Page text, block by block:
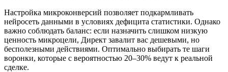
Настройка микроконверсий позволяет подкармливать
нейросеть данными в условиях дефицита статистики. Однако
важно соблюдать баланс: если назначить слишком низкую
ценность микроцели, Директ завалит вас дешевыми, но
бесполезными действиями. Оптимально выбирать те шаги
воронки, которые с вероятностью 20–30% ведут к реальной
сделке.